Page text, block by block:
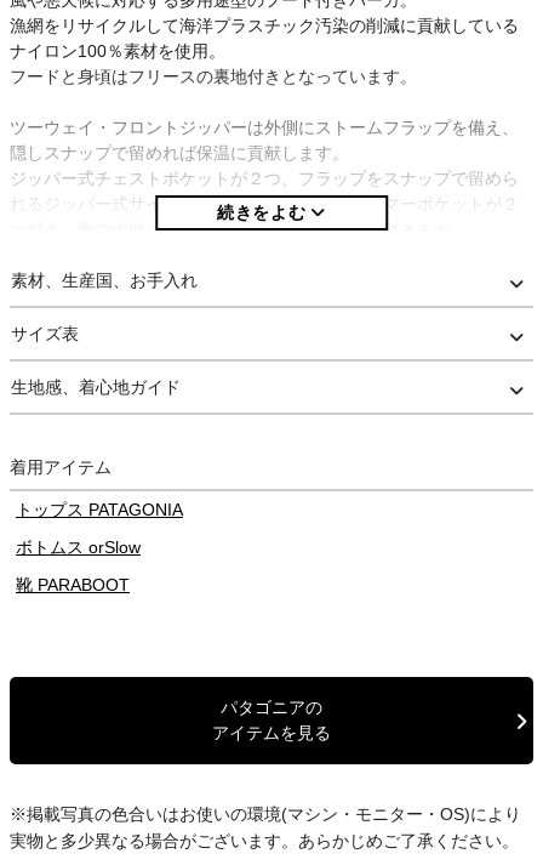
漁網をリサイクルして海洋プラスチック汚染の削減に貢献している
ナイロン100％素材を使用。
フードと身頃はフリースの裏地付きとなっています。
ツーウェイ・フロントジッパーは外側にストームフラップを備え、
隠しスナップで留めれば保温に貢献します。
ジッパー式チェストポケットが２つ、フラップをスナップで留めら
れるジッパー式サイドエントリー型ハンドウォーマーポケットが２
つ付き、胸の内側にもジッパー式ポケットが１つ付きます。
労働者の安定した賃金、健康と安全を促進するフェアトレードサー
ティファイド縫製を採用しており、人と環境に優しい商品です。
※当店は正規取扱店です。安心してお買い求め下さい。
素材、生産国、お手入れ
サイズ表
生地感、着心地ガイド
着用アイテム
トップス PATAGONIA
ボトムス orSlow
靴 PARABOOT
パタゴニアの
アイテムを見る
※掲載写真の色合いはお使いの環境(マシン・モニター・OS)により
実物と多少異なる場合がございます。あらかじめご了承ください。